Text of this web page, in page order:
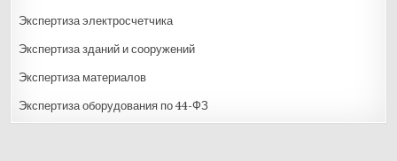
Экспертиза электросчетчика
Экспертиза зданий и сооружений
Экспертиза материалов
Экспертиза оборудования по 44-ФЗ